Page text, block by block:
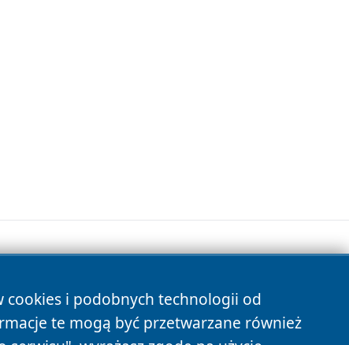
cookies i podobnych technologii od
te mogą być przetwarzane również